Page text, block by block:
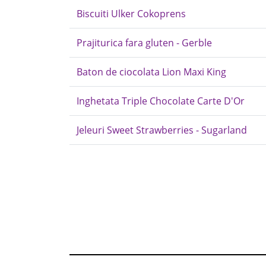
Biscuiti Ulker Cokoprens
Prajiturica fara gluten - Gerble
Baton de ciocolata Lion Maxi King
Inghetata Triple Chocolate Carte D'Or
Jeleuri Sweet Strawberries - Sugarland